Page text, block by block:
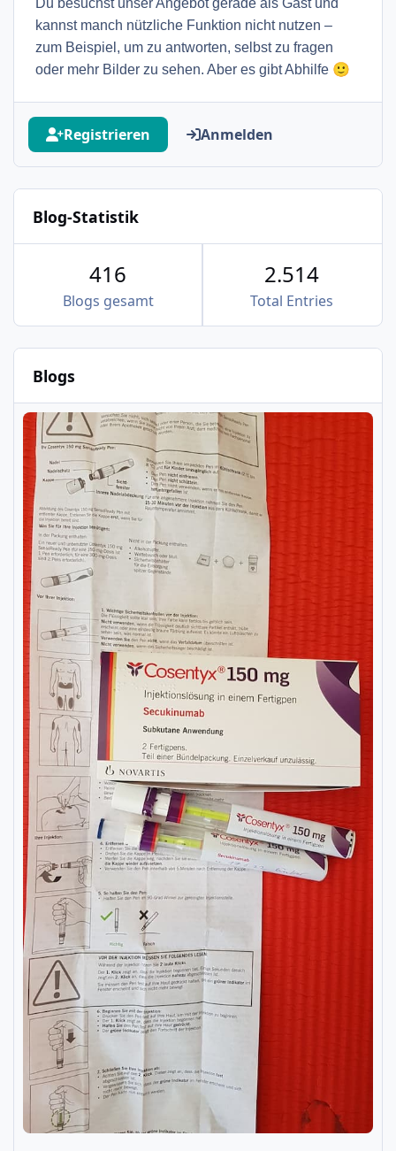
kannst manch nützliche Funktion nicht nutzen –
zum Beispiel, um zu antworten, selbst zu fragen
oder mehr Bilder zu sehen. Aber es gibt Abhilfe 🙂
Registrieren Anmelden
Blog-Statistik
Blogs gesamt
416
Total Entries
2.514
Blogs